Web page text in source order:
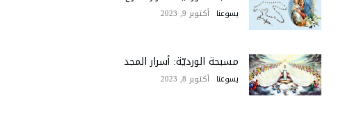
يسوعنا أكتوبر 9, 2023
مسبحة الورديّة: أسرار المجد
يسوعنا أكتوبر 8, 2023